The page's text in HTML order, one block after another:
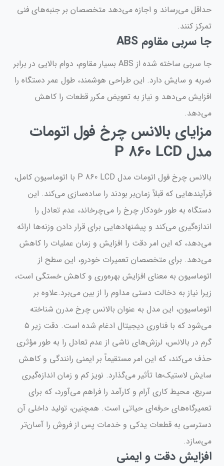
حداقل می‌رساند و اجازه می‌دهد متخصصان بر جنبه‌های فنی
تمرکز کنند.
جا سربی مقاوم ABS
جا سربی ساخته شده از ABS بسیار مقاوم، دوام بالایی در برابر
ضربه و سایش دارد. این طراحی هوشمند، طول عمر دستگاه را
افزایش می‌دهد و نیاز به تعویض مکرر قطعات را کاهش
می‌دهد.
مزایای بالانس چرخ فول اتومات
مدل P 860 LCD
بالانس چرخ فول اتومات مدل P 860 LCD با اتوماسیون کامل،
فرآیندهایی که قبلاً زمان‌بر بودند را ساده‌سازی می‌کند. این
دستگاه به طور خودکار چرخ را می‌چرخاند، عدم تعادل را
اندازه‌گیری می‌کند و پیشنهادهایی برای قرار دادن وزنه‌ها ارائه
می‌دهد، که این امر دقت را افزایش و زمان عملیات را کاهش
می‌دهد. برای متخصصان تعمیرات خودرو، این سطح از
اتوماسیون به معنای افزایش بهره‌وری و کاهش خستگی است،
زیرا نیاز به دخالت دستی مداوم را از بین می‌برد.علاوه بر
اتوماسیون، این مدل به عنوان بالانس چرخ مدرن شناخته
می‌شود که با فناوری دیجیتال ادغام شده است. دقت زیر ۵
گرم در بالانس، لرزش‌های ناشی از عدم تعادل را به طور مؤثری
حذف می‌کند، که این امر مستقیماً بر ایمنی رانندگی و کاهش
سایش لاستیک‌ها تأثیر می‌گذارد. نویز کم و زمان اندازه‌گیری
سریع، محیط کاری آرام و کارآمد را فراهم می‌آورد، که برای
تعمیرگاه‌های حرفه‌ای حیاتی است. همچنین، تولید داخلی آن
دسترسی به قطعات یدکی و خدمات پس از فروش را آسان‌تر
می‌سازد.
افزایش دقت و ایمنی